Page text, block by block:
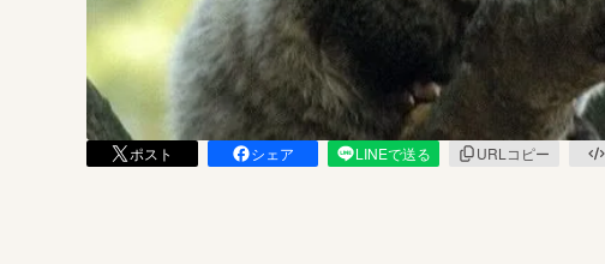
ポスト シェア LINEで送る URLコピー